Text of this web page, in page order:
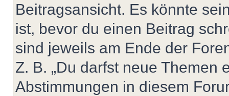
Beitragsansicht. Es könnte
ist, bevor du einen Beitrag
sind jeweils am Ende der
Z. B. „Du darfst neue Themen
Abstimmungen in diesem